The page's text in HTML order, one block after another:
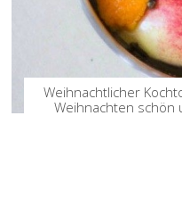
Weihnachtlicher
Weihnachten schön